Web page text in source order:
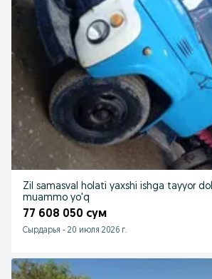
Zil samasval holati yaxshi ishga tayyor
muammo yo'q
77 608 050 сум
Cырдарья - 20 июля 2026 г.